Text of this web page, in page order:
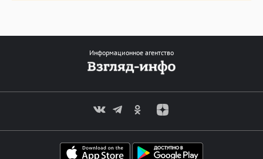
Информационное агентство